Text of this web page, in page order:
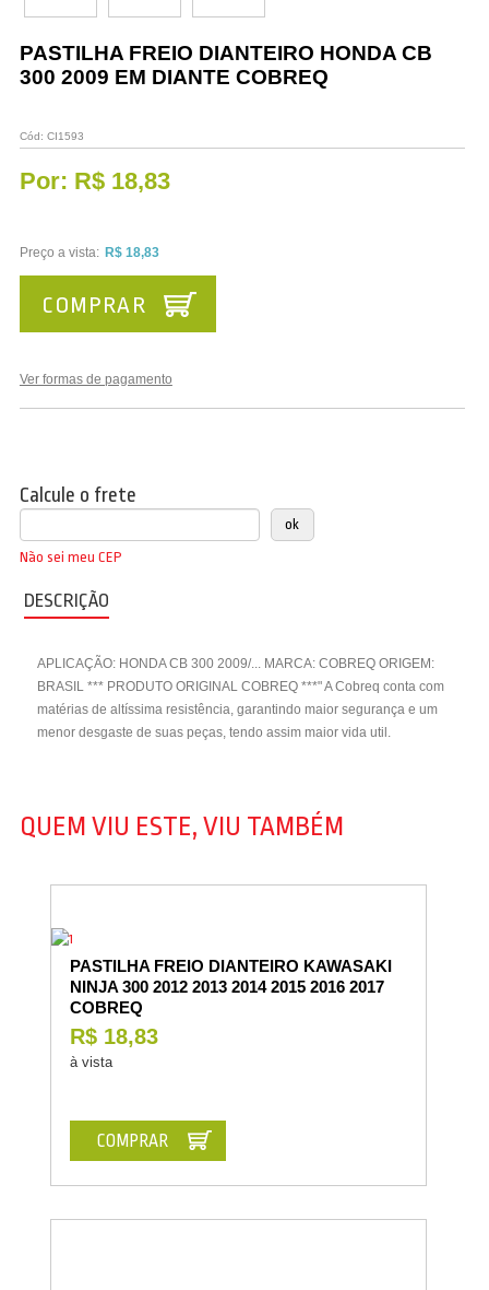
Vestuário
Promoções
PASTILHA FREIO DIANTEIRO HONDA CB
300 2009 EM DIANTE COBREQ
Cód: CI1593
Por: R$ 18,83
Preço a vista: R$ 18,83
Ver formas de pagamento
COMPRAR
Calcule o frete
Não sei meu CEP
DESCRIÇÃO
APLICAÇÃO: HONDA CB 300 2009/... MARCA: COBREQ ORIGEM:
BRASIL *** PRODUTO ORIGINAL COBREQ ***" A Cobreq conta com
matérias de altíssima resistência, garantindo maior segurança e um
menor desgaste de suas peças, tendo assim maior vida util.
QUEM VIU ESTE, VIU TAMBÉM
PASTILHA FREIO DIANTEIRO KAWASAKI
NINJA 300 2012 2013 2014 2015 2016 2017
COBREQ
R$ 18,83
à vista
COMPRAR